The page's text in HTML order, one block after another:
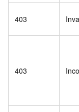
403
403